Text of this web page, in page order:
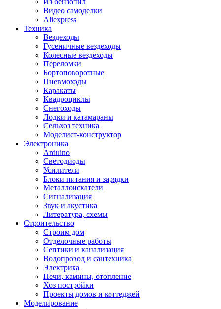
Из бензопил
Видео самоделки
Aliexpress
Техника
Вездеходы
Гусеничные вездеходы
Колесные вездеходы
Переломки
Бортоповоротные
Пневмоходы
Каракаты
Квадроциклы
Снегоходы
Лодки и катамараны
Сельхоз техника
Моделист-конструктор
Электроника
Arduino
Светодиоды
Усилители
Блоки питания и зарядки
Металлоискатели
Сигнализация
Звук и акустика
Литература, схемы
Строительство
Строим дом
Отделочные работы
Септики и канализация
Водопровод и сантехника
Электрика
Печи, камины, отопление
Хоз постройки
Проекты домов и коттеджей
Моделирование